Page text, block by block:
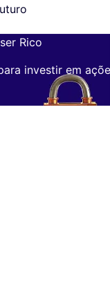
Rico
investir em